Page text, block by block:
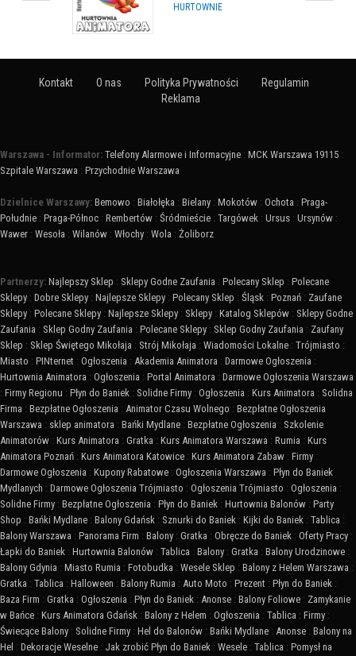
HURTOWNIE
Kontakt O nas Polityka Prywatności
Regulamin
Reklama
Warszawa - Informator: Telefony Alarmowe i Informacyjne : MCK Warszawa 19115 :
Szpitale Warszawa : Przychodnie Warszawa
Dzielnice Warszawy: Bemowo : Białołęka : Bielany : Mokotów : Ochota : Praga-
Południe : Praga-Północ : Rembertów : Śródmieście : Targówek : Ursus : Ursynów :
Wawer : Wesoła : Wilanów : Włochy : Wola : Żoliborz
Partnerzy: Najlepszy Sklep : Sklepy Godne Zaufania : Polecany Sklep : Polecane
Sklepy : Dobre Sklepy : Najlepsze Sklepy : Polecany Sklep : Śląsk : Poznań : Zaufane
Sklepy : Polecane Sklepy : Najlepsze Sklepy : Sklepy : Katalog Sklepów : Sklepy Godne
Zaufania : Sklep Godny Zaufania : Polecane Sklepy : Sklep Godny Zaufania : Zaufany
Sklep : Sklep Świętego Mikołaja : Strój Mikołaja : Wiadomości Lokalne : Trójmiasto :
Miasto : PINternet : Ogłoszenia : Akademia Animatora : Darmowe Ogłoszenia :
Hurtownia Animatora : Ogłoszenia : Portal Animatora : Darmowe Ogłoszenia Warszawa
: Firmy Regionu : Płyn do Baniek : Solidne Firmy : Ogłoszenia : Kurs Animatora : Solidna
Firma : Bezpłatne Ogłoszenia : Animator Czasu Wolnego : Bezpłatne Ogłoszenia
Warszawa : sklep animatora : Bańki Mydlane : Bezpłatne Ogłoszenia : Szkolenie
Animatorów : Kurs Animatora : Gratka : Kurs Animatora Warszawa : Rumia : Kurs
Animatora Poznań : Kurs Animatora Katowice : Kurs Animatora Zabaw : Firmy :
Darmowe Ogłoszenia : Kupony Rabatowe : Ogłoszenia Warszawa : Płyn do Baniek
Mydlanych : Darmowe Ogłoszenia Trójmiasto : Ogłoszenia Trójmiasto : Ogłoszenia :
Solidne Firmy : Bezpłatne Ogłoszenia : Płyn do Baniek : Hurtownia Balonów : Party
Shop : Bańki Mydlane : Balony Gdańsk : Sznurki do Baniek : Kijki do Baniek : Tablica :
Balony Warszawa : Panorama Firm : Balony : Gratka : Obręcze do Baniek : Oferty Pracy :
Łapki do Baniek : Hurtownia Balonów : Tablica : Balony : Gratka : Balony Urodzinowe :
Balony Gdynia : Miasto Rumia : Fotobudka : Wesele Sklep : Balony z Helem Warszawa :
Gratka : Tablica : Halloween : Balony Rumia : Auto Moto : Prezent : Płyn do Baniek :
Baza Firm : Gratka : Ogłoszenia : Płyn do Baniek : Anonse : Balony Foliowe : Zamykanie
w Bańce : Kurs Animatora Gdańsk : Balony z Helem : Ogłoszenia : Tablica : Firmy :
Świecące Balony : Solidne Firmy : Hel do Balonów : Bańki Mydlane : Anonse : Balony na
Hel : Dekoracje Weselne : Jak zrobić Płyn do Baniek : Wesele : Tablica : Pomysł na